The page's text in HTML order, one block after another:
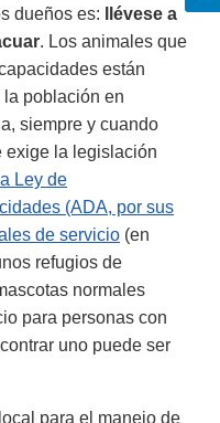
dueños es:
llévese a
. Los animales que
están
población en
siempre y cuando
exige la legislación
Ley de
(ADA, por sus
de servicio (en
refugios de
normales
para personas con
uno puede ser
para el manejo de